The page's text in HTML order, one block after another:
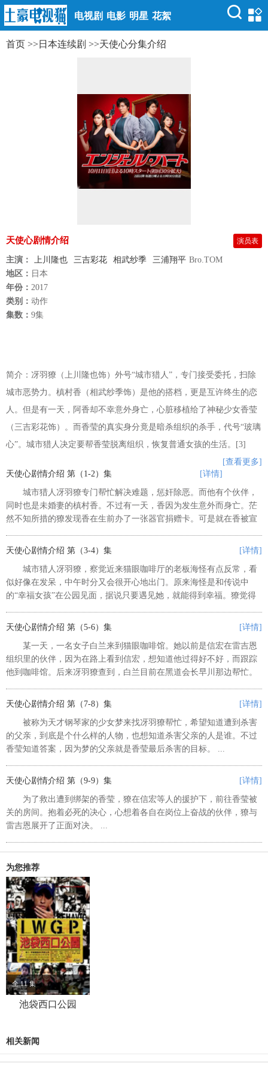
电视剧 电影 明星 花絮
首页 >>日本连续剧 >>天使心分集介绍
天使心剧情介绍 演员表
主演： 上川隆也 三吉彩花 相武纱季 Bro.TOM
三浦翔平
地区： 日本
年份： 2017
类别： 动作
集数： 9集
简介：冴羽獠（上川隆也饰）外号“城市猎人”，专门接受委托，扫除
城市恶势力。槙村香（相武纱季饰）是他的搭档，更是互许终生的恋
人。但是有一天，阿香却不幸意外身亡，心脏移植给了神秘少女香莹
（三吉彩花饰）。而香莹的真实身分竟是暗杀组织的杀手，代号“玻璃
心”。城市猎人决定要帮香莹脱离组织，恢复普通女孩的生活。[3]
[查看更多]
天使心剧情介绍 第（1-2）集
[详情]
城市猎人冴羽獠专门帮忙解决难题，惩奸除恶。而他有个伙伴，
同时也是未婚妻的槙村香。不过有一天，香因为发生意外而身亡。茫
然不知所措的獠发现香在生前办了一张器官捐赠卡。可是就在香被宣
的心脏的獠，遇见一名在胸口...
天使心剧情介绍 第（3-4）集 [详情]
城市猎人冴羽獠，察觉近来猫眼咖啡厅的老板海怪有点反常，看
似好像在发呆，中午时分又会很开心地出门。原来海怪是和传说中
的“幸福女孩”在公园见面，据说只要遇见她，就能得到幸福。獠觉得
天使心剧情介绍 第（5-6）集 [详情]
某一天，一名女子白兰来到猫眼咖啡馆。她以前是信宏在雷吉恩
组织里的伙伴，因为在路上看到信宏，想知道他过得好不好，而跟踪
他到咖啡馆。后来冴羽獠查到，白兰目前在黑道会长早川那边帮忙。
己的女儿。 ...
天使心剧情介绍 第（7-8）集 [详情]
被称为天才钢琴家的少女梦来找冴羽獠帮忙，希望知道遭到杀害
的父亲，到底是个什么样的人物，也想知道杀害父亲的人是谁。不过
香莹知道答案，因为梦的父亲就是香莹最后杀害的目标。 ...
天使心剧情介绍 第（9-9）集 [详情]
为了救出遭到绑架的香莹，獠在信宏等人的援护下，前往香莹被
关的房间。抱着必死的决心，心想着各自在岗位上奋战的伙伴，獠与
雷吉恩展开了正面对决。 ...
为您推荐
全 11 集
池袋西口公园
相关新闻